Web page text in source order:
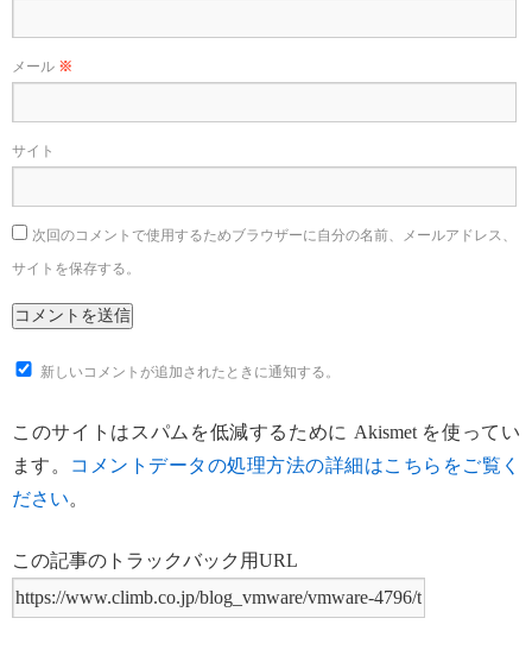
メール ※
サイト
次回のコメントで使用するためブラウザーに自分の名前、メールアドレス、
サイトを保存する。
新しいコメントが追加されたときに通知する。
このサイトはスパムを低減するために Akismet を使ってい
ます。 コメントデータの処理方法の詳細はこちらをご覧く
ださい。
この記事のトラックバック用URL